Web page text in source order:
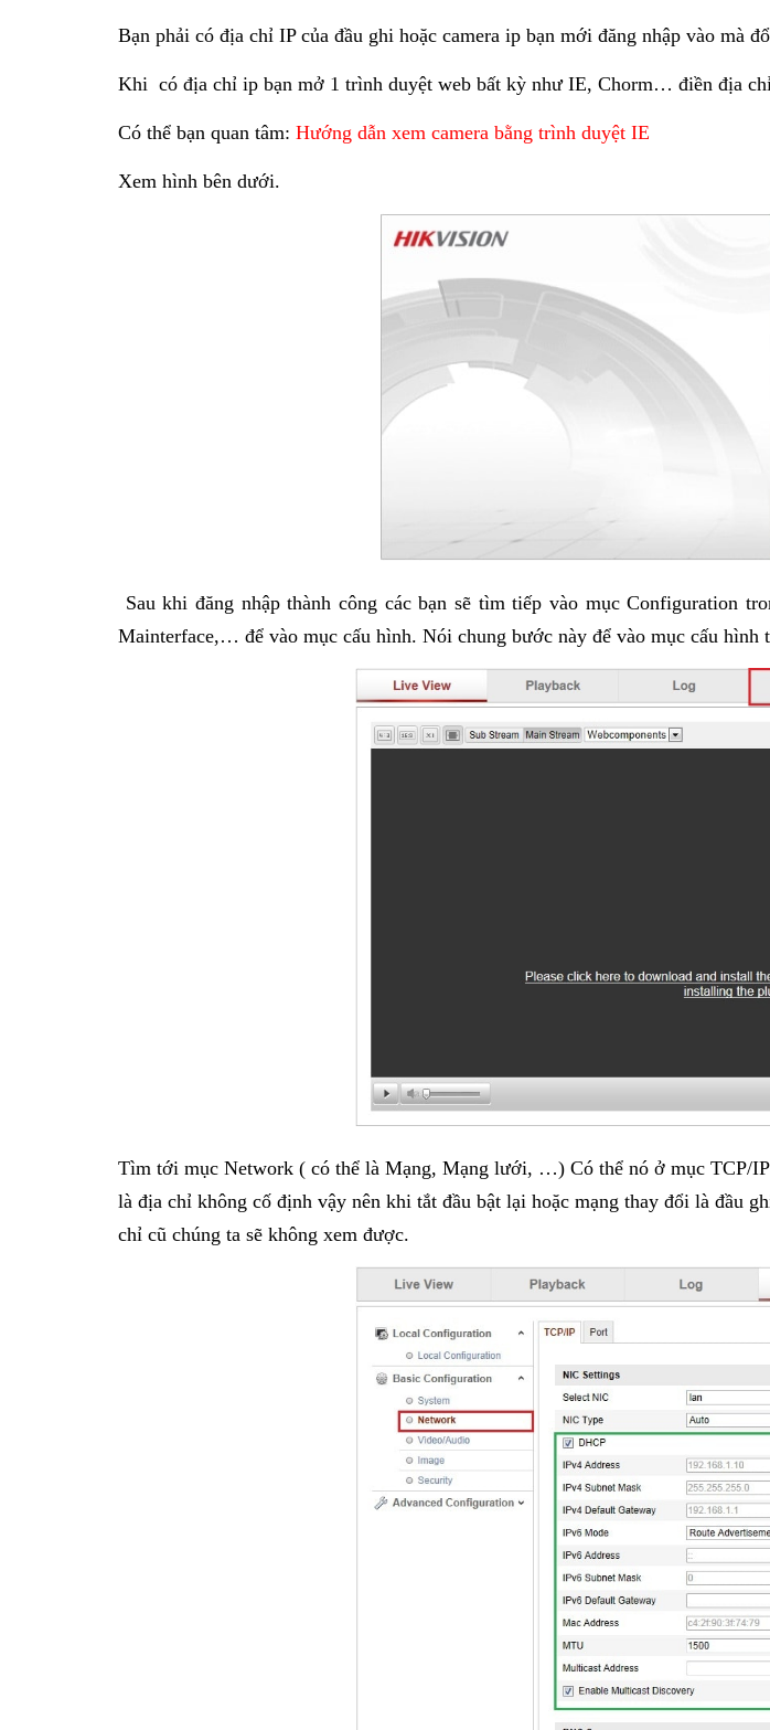
Bạn phải có địa chỉ IP của đầu ghi hoặc camera ip bạn mới đăng nhập vào mà
Khi có địa chỉ ip bạn mở 1 trình duyệt web bất kỳ như IE, Chorm… điền địa
Có thể bạn quan tâm: Hướng dẫn xem camera bằng trình duyệt IE
Xem hình bên dưới.
Sau khi đăng nhập thành công các bạn sẽ tìm tiếp vào mục Configuration
Mainterface,… để vào mục cấu hình. Nói chung bước này để vào mục cấu hình
Tìm tới mục Network ( có thể là Mạng, Mạng lưới, …) Có thể nó ở mục TCP/
là địa chỉ không cố định vậy nên khi tắt đầu bật lại hoặc mạng thay đổi là đầu
chỉ cũ chúng ta sẽ không xem được.